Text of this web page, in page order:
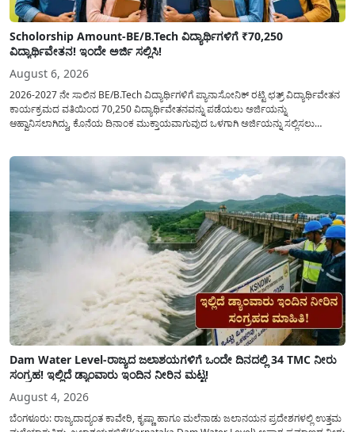
Scholorship Amount-BE/B.Tech ವಿದ್ಯಾರ್ಥಿಗಳಿಗೆ ₹70,250
ವಿದ್ಯಾರ್ಥಿವೇತನ! ಇಂದೇ ಅರ್ಜಿ ಸಲ್ಲಿಸಿ!
August 6, 2026
2026-2027 ನೇ ಸಾಲಿನ BE/B.Tech ವಿದ್ಯಾರ್ಥಿಗಳಿಗೆ ಪ್ಯಾನಾಸೋನಿಕ್ ರಟ್ಟಿ ಛತ್ರ್ ವಿದ್ಯಾರ್ಥಿವೇತನ
ಕಾರ್ಯಕ್ರಮದ ವತಿಯಿಂದ 70,250 ವಿದ್ಯಾರ್ಥಿವೇತನವನ್ನು ಪಡೆಯಲು ಅರ್ಜಿಯನ್ನು
ಆಹ್ವಾನಿಸಲಾಗಿದ್ದು, ಕೊನೆಯ ದಿನಾಂಕ ಮುಕ್ತಾಯವಾಗುವುದ ಒಳಗಾಗಿ ಅರ್ಜಿಯನ್ನು ಸಲ್ಲಿಸಲು
ಜಾರಿಗೆ...
Dam Water Level-ರಾಜ್ಯದ ಜಲಾಶಯಗಳಿಗೆ ಒಂದೇ ದಿನದಲ್ಲಿ 34 TMC ನೀರು
ಸಂಗ್ರಹ! ಇಲ್ಲಿದೆ ಡ್ಯಾಂವಾರು ಇಂದಿನ ನೀರಿನ ಮಟ್ಟ!
August 4, 2026
ಬೆಂಗಳೂರು: ರಾಜ್ಯದಾದ್ಯಂತ ಕಾವೇರಿ, ಕೃಷ್ಣಾ ಹಾಗೂ ಮಲೆನಾಡು ಜಲಾನಯನ ಪ್ರದೇಶಗಳಲ್ಲಿ ಉತ್ತಮ